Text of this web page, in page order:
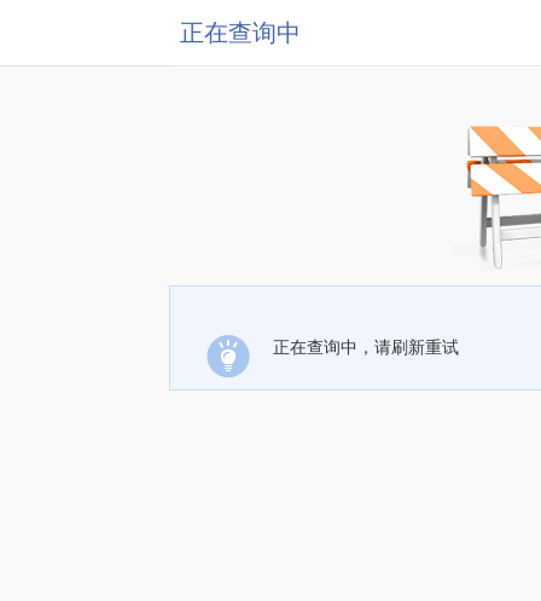
正在查询中
正在查询中，请刷新重试